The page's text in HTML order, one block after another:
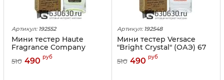
Артикул: 192552
Мини тестер Haute
Fragrance Company
"Devil's Intrigue" (ОАЭ) 67
ml
510 490 руб
Артикул: 192548
Мини тестер Versace
"Bright Crystal" (ОАЭ) 67
510 490 руб